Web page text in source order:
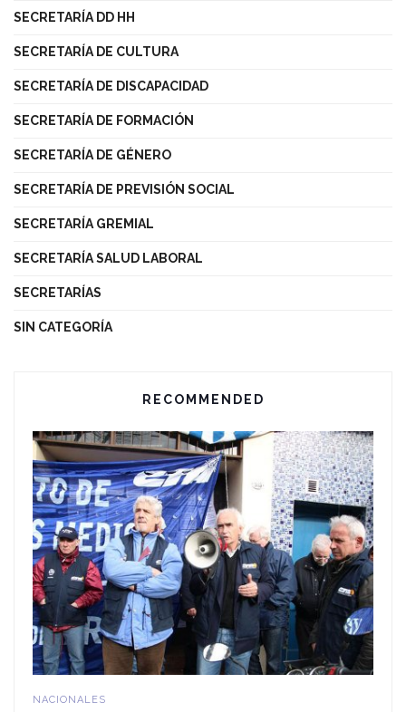
SECRETARÍA DD HH
SECRETARÍA DE CULTURA
SECRETARÍA DE DISCAPACIDAD
SECRETARÍA DE FORMACIÓN
SECRETARÍA DE GÉNERO
SECRETARÍA DE PREVISIÓN SOCIAL
SECRETARÍA GREMIAL
SECRETARÍA SALUD LABORAL
SECRETARÍAS
SIN CATEGORÍA
RECOMMENDED
NACIONALES